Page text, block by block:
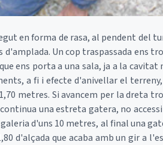
en forma de rasa, al pendent del
d'amplada. Un cop traspassada ens
ens porta a una sala, ja a la
a fi i efecte d'anivellar el
metres. Si avancem per la dreta
una estreta gatera, no
d'uns 10 metres, al final una
d'alçada que acaba amb un gir a